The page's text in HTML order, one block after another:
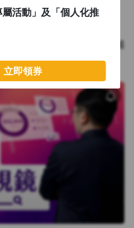
NT$10,888 起
活動」及「個人化推
立即領券